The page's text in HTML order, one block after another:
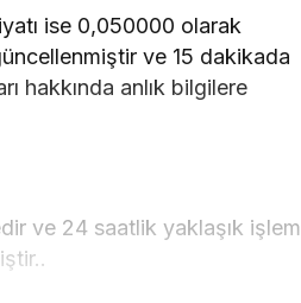
ise 0,050000 olarak
ve 15 dakikada
hakkında anlık bilgilere
ve 24 saatlik yaklaşık işlem